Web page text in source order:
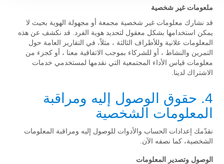
ملعومات غير شخصية
قد نشارك معلومات غير شخصية مجمعة أو مجهولة الهوية بحيث لا
يمكن استخدامها بشكل معقول لتحديد هوية الفرد. قد نكشف عن هذه
المعلومات علانية وللأطراف الثالثة ، مثلاً، في التقارير العامة حول
التمرين والنشاط ، أو للشركاء بموجب الاتفاقية معنا ، أو كجزء من
معلومات قياس الأداء المجتمعية التي نقدمها لمستخدمي خدمات
الاشتراك لدينا.
4. حقوق الوصول إليه ومراقبة
المعلومات الشخصية
نقدّمك إعدادات الحساب والأدوات للوصول إليه ومراقبة المعلومات
الشخصية، كما نصفه الآن.
الوصول وتصدير المعلومات